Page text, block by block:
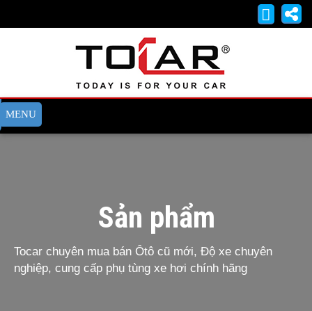
Sản phẩm
Tocar chuyên mua bán Ôtô cũ mới, Độ xe chuyên
nghiệp, cung cấp phụ tùng xe hơi chính hãng